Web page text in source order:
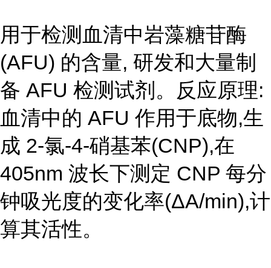
用于检测血清中岩藻糖苷酶
(AFU) 的含量, 研发和大量制
备 AFU 检测试剂。反应原理:
血清中的 AFU 作用于底物,生
成 2-氯-4-硝基苯(CNP),在
405nm 波长下测定 CNP 每分
钟吸光度的变化率(ΔA/min),计
算其活性。